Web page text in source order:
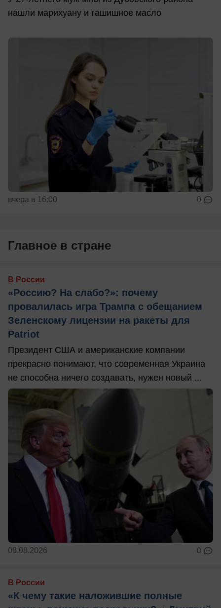
нашли марихуану и гашишное масло
вчера в 16:00 0
Главное в стране
В России
«Россию? На слабо?»: почему
провалилась игра Трампа с обещанием
Зеленскому лицензии на ракеты для
Patriot
Президент США и американские компании
прекрасно понимают, что современная Украина
не способна ничего создавать, нужен новый ...
08.08.2026 0
В России
«К чему такие наложившие полные